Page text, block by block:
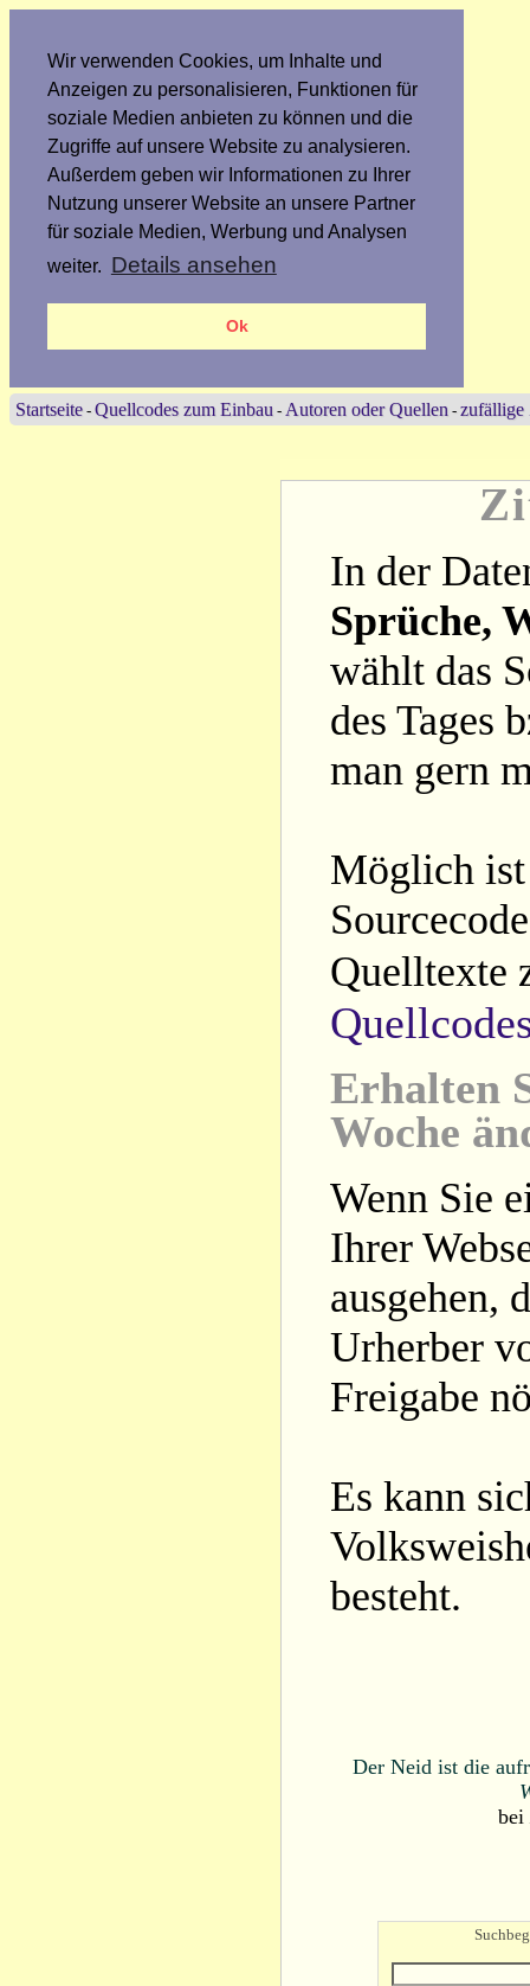
Wir verwenden Cookies, um Inhalte und
Anzeigen zu personalisieren, Funktionen für
soziale Medien anbieten zu können und die
Zugriffe auf unsere Website zu analysieren.
Außerdem geben wir Informationen zu Ihrer
Nutzung unserer Website an unsere Partner
für soziale Medien, Werbung und Analysen
weiter. Details ansehen
Ok
Startseite - Quellcodes zum Einbau - Autoren oder Quellen - zufällige
In der
Sprüche,
wählt das
des Tages
man gern
Möglich ist
Quelltexte
Erhalten
Woche
Wenn Sie
Ihrer
ausgehen,
Urherber
Freigabe
Es kann
besteht.
Der Neid ist die
bei